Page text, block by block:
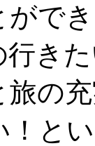
で
行き
旅の
！と